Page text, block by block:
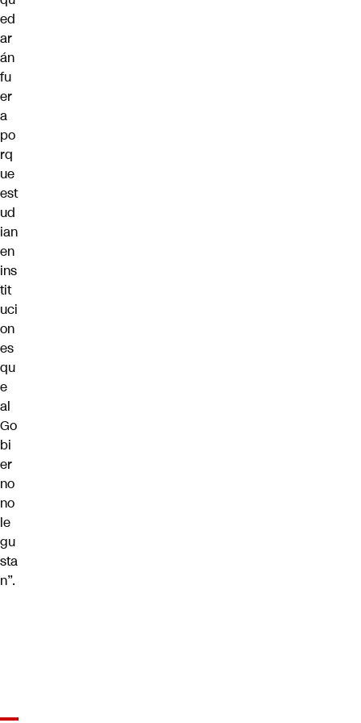
ed
ar
án
fu
er
a
po
rq
ue
est
ud
ian
en
ins
tit
uci
on
es
qu
e
al
Go
bi
er
no
no
le
gu
sta
n”.